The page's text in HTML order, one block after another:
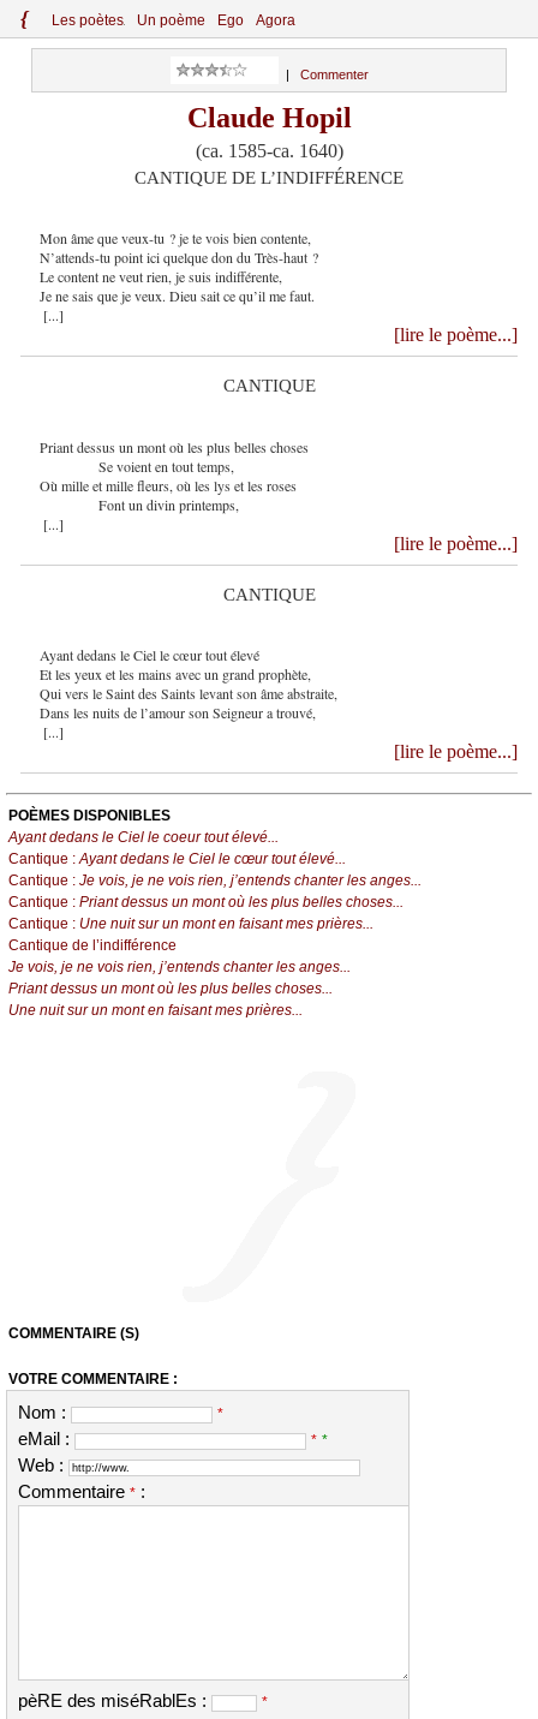
{ Les poètes Un poème Ego Agora
Commenter
Claude Hopil
(ca. 1585-ca. 1640)
CANTIQUE DE L’INDIFFÉRENCE
Mon âme que veux-tu ? je te vois bien contente,
N’attends-tu point ici quelque don du Très-haut ?
Le content ne veut rien, je suis indifférente,
Je ne sais que je veux. Dieu sait ce qu’il me faut.
[...]
[lire le poème...]
CANTIQUE
Priant dessus un mont où les plus belles choses
Se voient en tout temps,
Où mille et mille fleurs, où les lys et les roses
Font un divin printemps,
[...]
[lire le poème...]
CANTIQUE
Ayant dedans le Ciel le cœur tout élevé
Et les yeux et les mains avec un grand prophète,
Qui vers le Saint des Saints levant son âme abstraite,
Dans les nuits de l’amour son Seigneur a trouvé,
[...]
[lire le poème...]
POÈMES DISPONIBLES
Ayant dedans le Ciel le coeur tout élevé...
Cantique :Ayant dedans le Ciel le cœur tout élevé...
Cantique : Je vois, je ne vois rien, j’entends chanter les anges...
Cantique : Priant dessus un mont où les plus belles choses...
Cantique : Une nuit sur un mont en faisant mes prières...
Cantique de l’indifférence
Je vois, je ne vois rien, j’entends chanter les anges...
Priant dessus un mont où les plus belles choses...
Une nuit sur un mont en faisant mes prières...
COMMENTAIRE (S)
VOTRE COMMENTAIRE :
Nom : *
eMail : * *
Web :
Commentaire * :
pèRE des miséRablEs :
*